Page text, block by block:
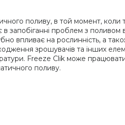
поливу, в той момент, коли
запобіганні проблем з поливом в
впливає на рослинність, а
зрошувачів та інших
Freeze Clik може
поливу.